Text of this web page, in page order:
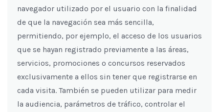
navegador utilizado por el usuario con la finalidad
de que la navegación sea más sencilla,
permitiendo, por ejemplo, el acceso de los usuarios
que se hayan registrado previamente a las áreas,
servicios, promociones o concursos reservados
exclusivamente a ellos sin tener que registrarse en
cada visita. También se pueden utilizar para medir
la audiencia, parámetros de tráfico, controlar el